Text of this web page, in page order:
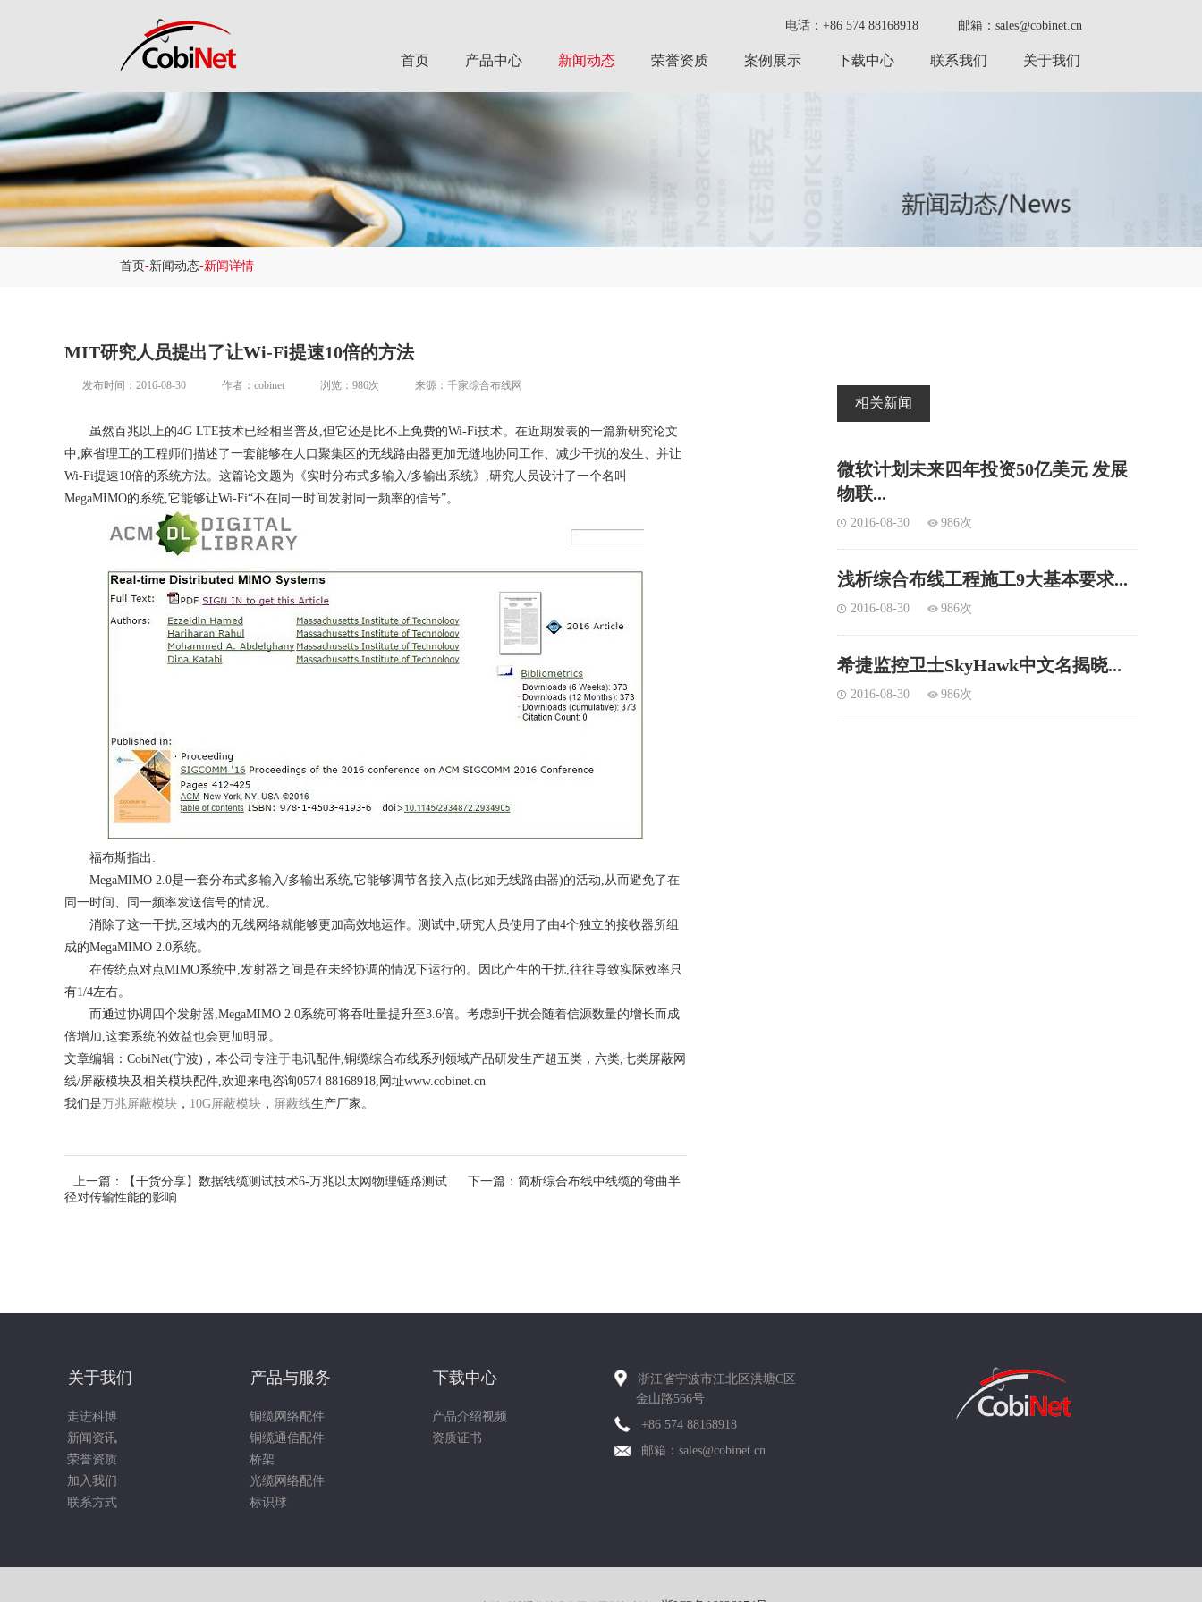
电话：+86 574 88168918 邮箱：sales@cobinet.cn
首页 产品中心 新闻动态 荣誉资质 案例展示 下载中心 联系我们 关于我们
首页-新闻动态-新闻详情
MIT研究人员提出了让Wi-Fi提速10倍的方法
发布时间：2016-08-30 作者：cobinet 浏览：986次 来源：千家综合布线网
虽然百兆以上的4G LTE技术已经相当普及,但它还是比不上免费的Wi-Fi技术。在近期发表的一篇新研究论文
中,麻省理工的工程师们描述了一套能够在人口聚集区的无线路由器更加无缝地协同工作、减少干扰的发生、并让
Wi-Fi提速10倍的系统方法。这篇论文题为《实时分布式多输入/多输出系统》,研究人员设计了一个名叫
MegaMIMO的系统,它能够让Wi-Fi“不在同一时间发射同一频率的信号”。
福布斯指出:
MegaMIMO 2.0是一套分布式多输入/多输出系统,它能够调节各接入点(比如无线路由器)的活动,从而避免了在
同一时间、同一频率发送信号的情况。
消除了这一干扰,区域内的无线网络就能够更加高效地运作。测试中,研究人员使用了由4个独立的接收器所组
成的MegaMIMO 2.0系统。
在传统点对点MIMO系统中,发射器之间是在未经协调的情况下运行的。因此产生的干扰,往往导致实际效率只
有1/4左右。
而通过协调四个发射器,MegaMIMO 2.0系统可将吞吐量提升至3.6倍。考虑到干扰会随着信源数量的增长而成
倍增加,这套系统的效益也会更加明显。
文章编辑：CobiNet(宁波)，本公司专注于电讯配件,铜缆综合布线系列领域产品研发生产超五类，六类,七类屏蔽网
线/屏蔽模块及相关模块配件,欢迎来电咨询0574 88168918,网址www.cobinet.cn
我们是万兆屏蔽模块 ， 10G屏蔽模块 ， 屏蔽线生产厂家。
上一篇：【干货分享】数据线缆测试技术6-万兆以太网物理链路测试
下一篇：简析综合布线中线缆的弯曲半
径对传输性能的影响
相关新闻
微软计划未来四年投资50亿美元 发展
物联...
2016-08-30 986次
浅析综合布线工程施工9大基本要求...
2016-08-30 986次
希捷监控卫士SkyHawk中文名揭晓...
2016-08-30 986次
关于我们
走进科博
新闻资讯
荣誉资质
加入我们
联系方式
产品与服务
铜缆网络配件
铜缆通信配件
桥架
光缆网络配件
标识球
下载中心
产品介绍视频
资质证书
浙江省宁波市江北区洪塘C区
金山路566号
+86 574 88168918
邮箱：sales@cobinet.cn